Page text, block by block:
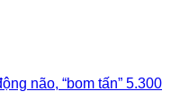
não, “bom tấn” 5.300